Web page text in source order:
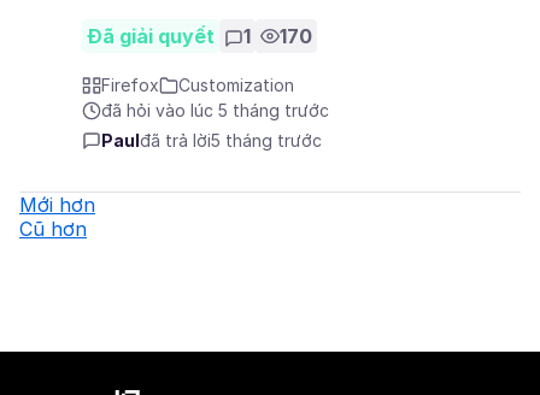
Đã giải quyết 1 170
Firefox
Customization
đã hỏi vào lúc 5 tháng trước
Paul đã trả lời5 tháng trước
Mới hơn
Cũ hơn